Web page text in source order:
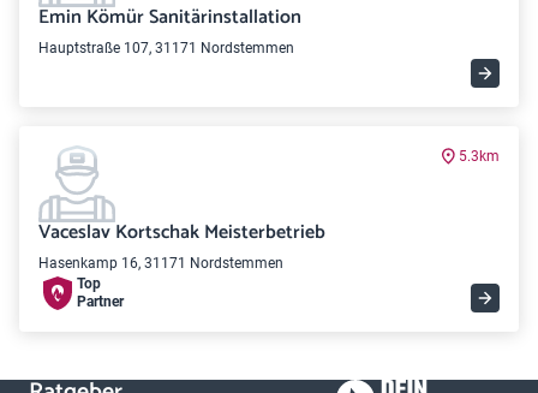
Emin Kömür Sanitärinstallation
Hauptstraße 107, 31171 Nordstemmen
5.3km
Vaceslav Kortschak Meisterbetrieb
Hasenkamp 16, 31171 Nordstemmen
Top
Partner